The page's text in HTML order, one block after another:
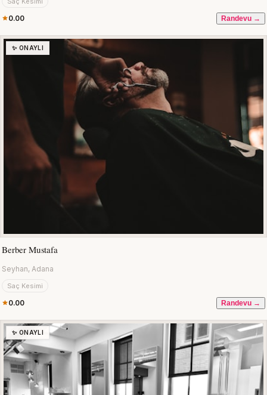
0.00 Randevu →
✨ ONAYLI
Berber Mustafa
Seyhan, Adana
Saç Kesimi
0.00 Randevu →
✨ ONAYLI